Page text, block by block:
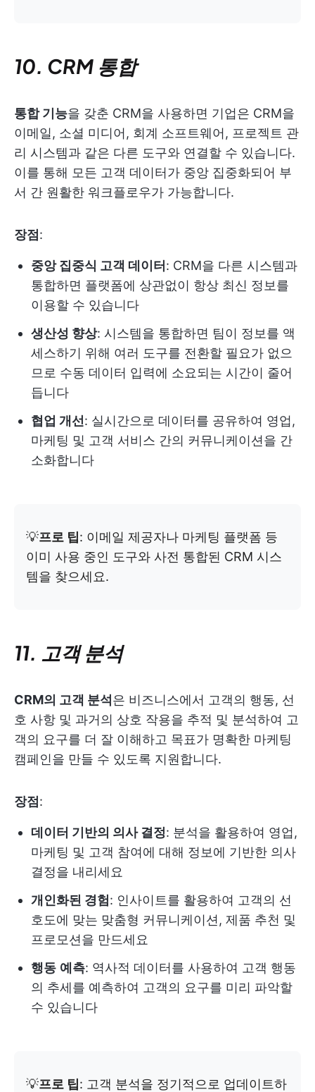
10. CRM 통합
통합 기능을 갖춘 CRM을 사용하면 기업은 CRM을
이메일, 소셜 미디어, 회계 소프트웨어, 프로젝트 관
리 시스템과 같은 다른 도구와 연결할 수 있습니다.
이를 통해 모든 고객 데이터가 중앙 집중화되어 부
서 간 원활한 워크플로우가 가능합니다.
장점 :
중앙 집중식 고객 데이터 : CRM을 다른 시스템과
통합하면 플랫폼에 상관없이 항상 최신 정보를
이용할 수 있습니다
생산성 향상: 시스템을 통합하면 팀이 정보를 액
세스하기 위해 여러 도구를 전환할 필요가 없으
므로 수동 데이터 입력에 소요되는 시간이 줄어
듭니다
협업 개선 : 실시간으로 데이터를 공유하여 영업,
마케팅 및 고객 서비스 간의 커뮤니케이션을 간
소화합니다
💡프로 팁: 이메일 제공자나 마케팅 플랫폼 등
이미 사용 중인 도구와 사전 통합된 CRM 시스
템을 찾으세요.
11. 고객 분석
CRM의 고객 분석 은 비즈니스에서 고객의 행동, 선
호 사항 및 과거의 상호 작용을 추적 및 분석하여 고
객의 요구를 더 잘 이해하고 목표가 명확한 마케팅
캠페인을 만들 수 있도록 지원합니다.
장점 :
데이터 기반의 의사 결정: 분석을 활용하여 영업,
마케팅 및 고객 참여에 대해 정보에 기반한 의사
결정을 내리세요
개인화된 경험: 인사이트를 활용하여 고객의 선
호도에 맞는 맞춤형 커뮤니케이션, 제품 추천 및
프로모션을 만드세요
행동 예측: 역사적 데이터를 사용하여 고객 행동
의 추세를 예측하여 고객의 요구를 미리 파악할
수 있습니다
💡프로 팁: 고객 분석을 정기적으로 업데이트하